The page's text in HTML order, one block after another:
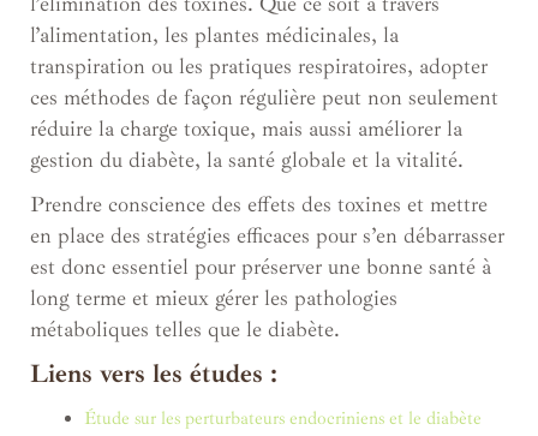
l’alimentation, les plantes médicinales, la
transpiration ou les pratiques respiratoires, adopter
ces méthodes de façon régulière peut non seulement
réduire la charge toxique, mais aussi améliorer la
gestion du diabète, la santé globale et la vitalité.
Prendre conscience des effets des toxines et mettre
en place des stratégies efficaces pour s’en débarrasser
est donc essentiel pour préserver une bonne santé à
long terme et mieux gérer les pathologies
métaboliques telles que le diabète.
Liens vers les études :
Étude sur les perturbateurs endocriniens et le diabète